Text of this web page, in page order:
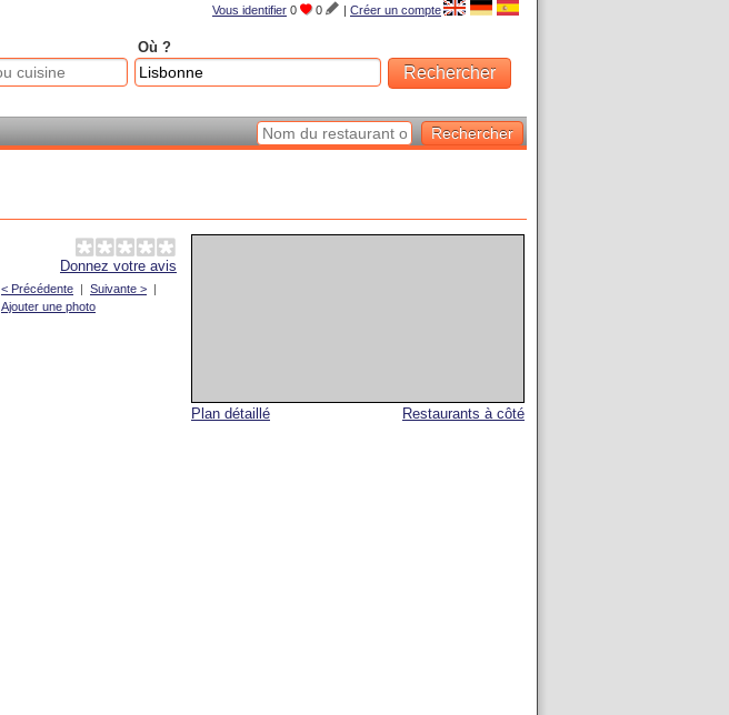
Vous identifier 0 0 | Créer un compte
Où ?
Restaurants à côté
Plan détaillé
Donnez votre avis
< Précédente | Suivante > |
Ajouter une photo